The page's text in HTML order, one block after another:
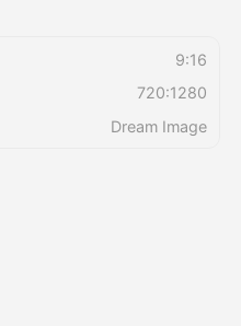
9:16
720:1280
Dream Image